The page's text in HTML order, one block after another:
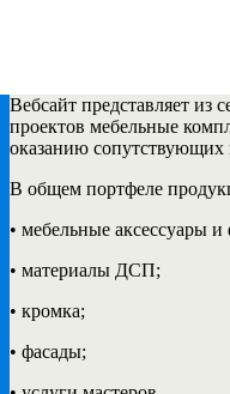
Вебсайт представляет из
проектов мебельные
оказанию сопутствующих
В общем портфеле
• мебельные аксессуары
• материалы ДСП;
• кромка;
• фасады;